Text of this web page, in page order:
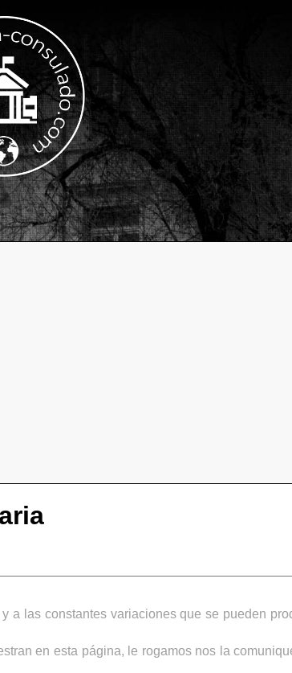
a las constantes variaciones que se pueden
en esta página, le rogamos nos la